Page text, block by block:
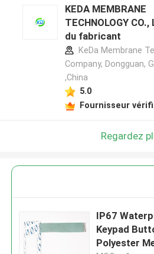
KEDA MEMBRANE
TECHNOLOGY
du fabricant
KeDa Membrane
Company, Dongguan,
,China
5.0
Fournisseur
Regardez
IP67
Keypad
Polyester